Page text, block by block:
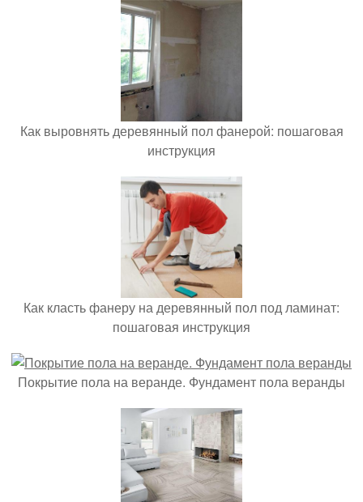
Как выровнять деревянный пол фанерой: пошаговая
инструкция
Как класть фанеру на деревянный пол под ламинат:
пошаговая инструкция
Покрытие пола на веранде. Фундамент пола веранды